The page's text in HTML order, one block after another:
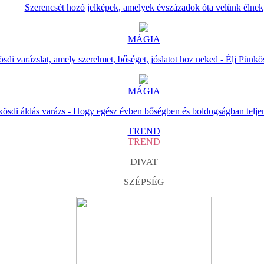
Szerencsét hozó jelképek, amelyek évszázadok óta velünk élnek
MÁGIA
varázslat, amely szerelmet, bőséget, jóslatot hoz neked - Élj
MÁGIA
áldás varázs - Hogy egész évben bőségben és boldogságban
TREND
TREND
DIVAT
SZÉPSÉG